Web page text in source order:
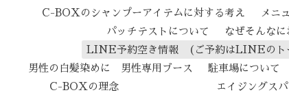
C-BOXのシャンプーアイテムに対する考え
メニ
パッチテストについて
なぜそんなに
LINE予約空き情報 (ご予約はLINEのト
男性の白髪染めに 男性専用ブース
駐車場について
C-BOXの理念
エイジングスパ （